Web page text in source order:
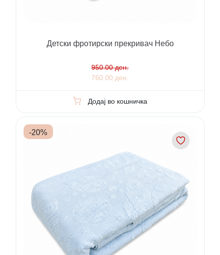
Детски фротирски прекривач Небо
950.00 ден.
760.00 ден.
Додај во кошничка
-20%